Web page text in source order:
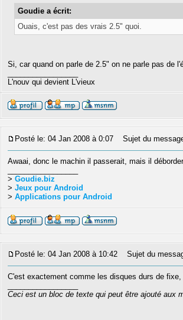
Goudie a écrit:
Ouais, c'est pas des vrais 2.5" quoi.
Si, car quand on parle de 2.5" on ne parle pas de
L'nouv qui devient L'vieux
Posté le: 04 Jan 2008 à 0:07 Sujet du
Awaai, donc le machin il passerait, mais il
> Goudie.biz
> Jeux pour Android
> Applications pour Android
Posté le: 04 Jan 2008 à 10:42 Sujet du
C'est exactement comme les disques durs de
Ceci est un bloc de texte qui peut être ajouté aux